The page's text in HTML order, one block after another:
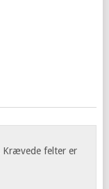
Krævede felter er